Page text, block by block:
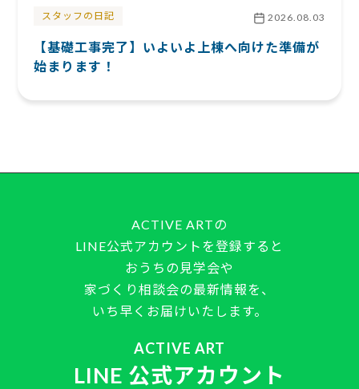
スタッフの日記 2026.08.03
【基礎工事完了】いよいよ上棟へ向けた準備が
始まります！
ACTIVE ARTの
LINE公式アカウントを登録すると
おうちの見学会や
家づくり相談会の最新情報を、
いち早くお届けいたします。
ACTIVE ART
LINE 公式アカウント